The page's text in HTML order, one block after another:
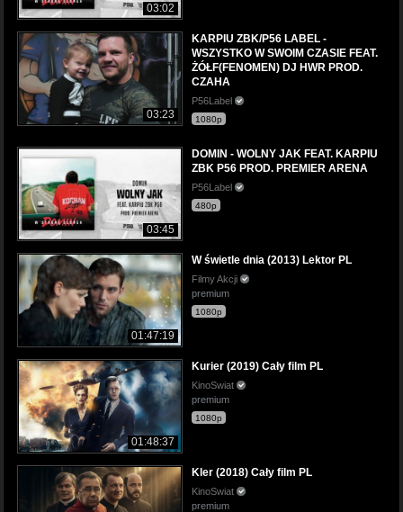
03:02
03:23
KARPIU ZBK/P56 LABEL -
WSZYSTKO W SWOIM CZASIE FEAT.
ŻÓŁF(FENOMEN) DJ HWR PROD.
CZAHA
P56Label
1080p
03:45
DOMIN - WOLNY JAK FEAT. KARPIU
ZBK P56 PROD. PREMIER ARENA
P56Label
480p
01:47:19
W świetle dnia (2013) Lektor PL
Filmy Akcji
premium
1080p
01:48:37
Kurier (2019) Cały film PL
KinoSwiat
premium
1080p
Kler (2018) Cały film PL
KinoSwiat
premium